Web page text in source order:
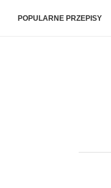
POPULARNE PRZEPISY